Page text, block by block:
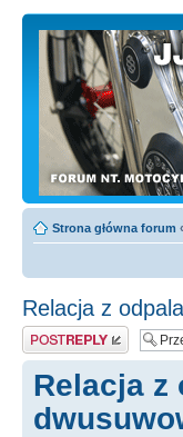
Strona główna forum ‹
Relacja z
Odpowiedz
Relacja z